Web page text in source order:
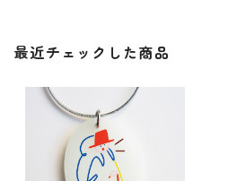
最近チェックした商品